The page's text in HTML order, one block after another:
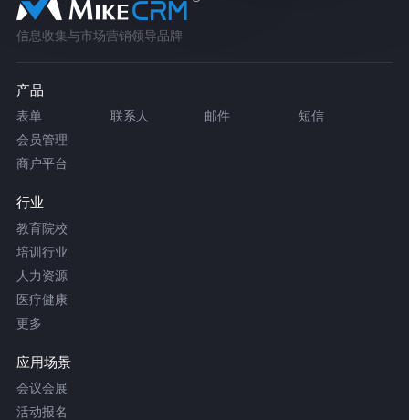
信息收集与市场营销领导品牌
产品
表单 联系人 邮件
短信
会员管理
商户平台
行业
教育院校
培训行业
人力资源
医疗健康
更多
应用场景
会议会展
活动报名